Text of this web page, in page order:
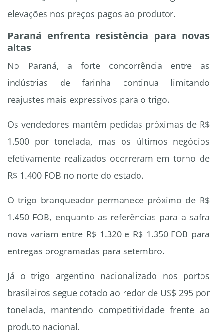
elevações nos preços pagos ao produtor.
Paraná enfrenta resistência para novas
altas
No Paraná, a forte concorrência entre as
indústrias de farinha continua limitando
reajustes mais expressivos para o trigo.
Os vendedores mantêm pedidas próximas de R$
1.500 por tonelada, mas os últimos negócios
efetivamente realizados ocorreram em torno de
R$ 1.400 FOB no norte do estado.
O trigo branqueador permanece próximo de R$
1.450 FOB, enquanto as referências para a safra
nova variam entre R$ 1.320 e R$ 1.350 FOB para
entregas programadas para setembro.
Já o trigo argentino nacionalizado nos portos
brasileiros segue cotado ao redor de US$ 295 por
tonelada, mantendo competitividade frente ao
produto nacional.